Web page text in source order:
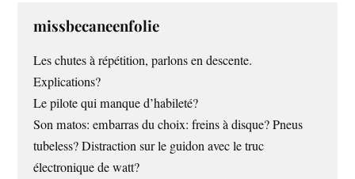
missbecaneenfolie
Les chutes à répétition, parlons en descente.
Explications?
Le pilote qui manque d’habileté?
Son matos: embarras du choix: freins à disque? Pneus
tubeless? Distraction sur le guidon avec le truc
électronique de watt?